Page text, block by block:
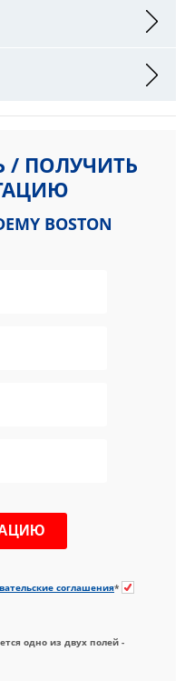
/ ПОЛУЧИТЬ
BOSTON
соглашения*
одно из двух полей -